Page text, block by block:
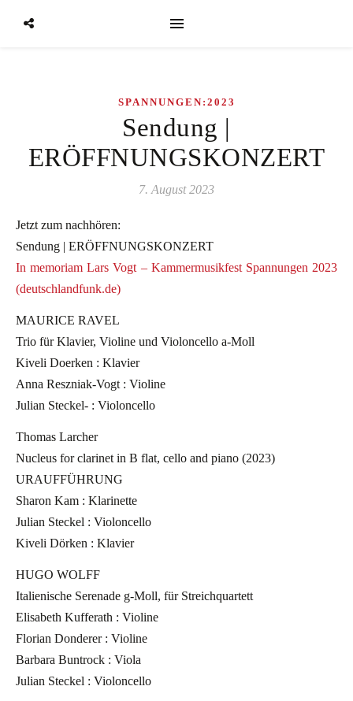
SPANNUNGEN:2023
Sendung |
ERÖFFNUNGSKONZERT
7. August 2023
Jetzt zum nachhören:
Sendung | ERÖFFNUNGSKONZERT
In memoriam Lars Vogt – Kammermusikfest Spannungen 2023
(deutschlandfunk.de)
MAURICE RAVEL
Trio für Klavier, Violine und Violoncello a-Moll
Kiveli Doerken : Klavier
Anna Reszniak-Vogt : Violine
Julian Steckel- : Violoncello
Thomas Larcher
Nucleus for clarinet in B flat, cello and piano (2023)
URAUFFÜHRUNG
Sharon Kam : Klarinette
Julian Steckel : Violoncello
Kiveli Dörken : Klavier
HUGO WOLFF
Italienische Serenade g-Moll, für Streichquartett
Elisabeth Kufferath : Violine
Florian Donderer : Violine
Barbara Buntrock : Viola
Julian Steckel : Violoncello